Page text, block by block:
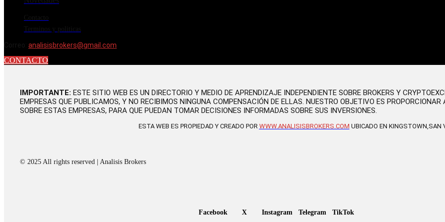
analisisbrokers@gmail.com
CONTACTO
IMPORTANTE: ESTE SITIO WEB ES UN DIRECTORIO Y MEDIO DE APRENDIZAJE INDEPENDIENTE SOBRE BROKERS Y
EMPRESAS QUE PUBLICAMOS, Y NO RECIBIMOS NINGUNA COMPENSACIÓN DE ELLAS. NUESTRO OBJETIVO ES
SOBRE ESTAS EMPRESAS, PARA QUE PUEDAN TOMAR DECISIONES INFORMADAS SOBRE SUS INVERSIONES.
ESTA WEB ES PROPIEDAD Y CREADO POR WWW.ANALISISBROKERS.COM UBICADO EN KINGSTOWN,SAN
© 2025 All rights reserved | Analisis Brokers
Facebook X Instagram Telegram TikTok